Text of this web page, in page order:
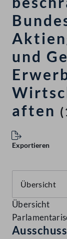
und
aften
Exportieren
Übersicht